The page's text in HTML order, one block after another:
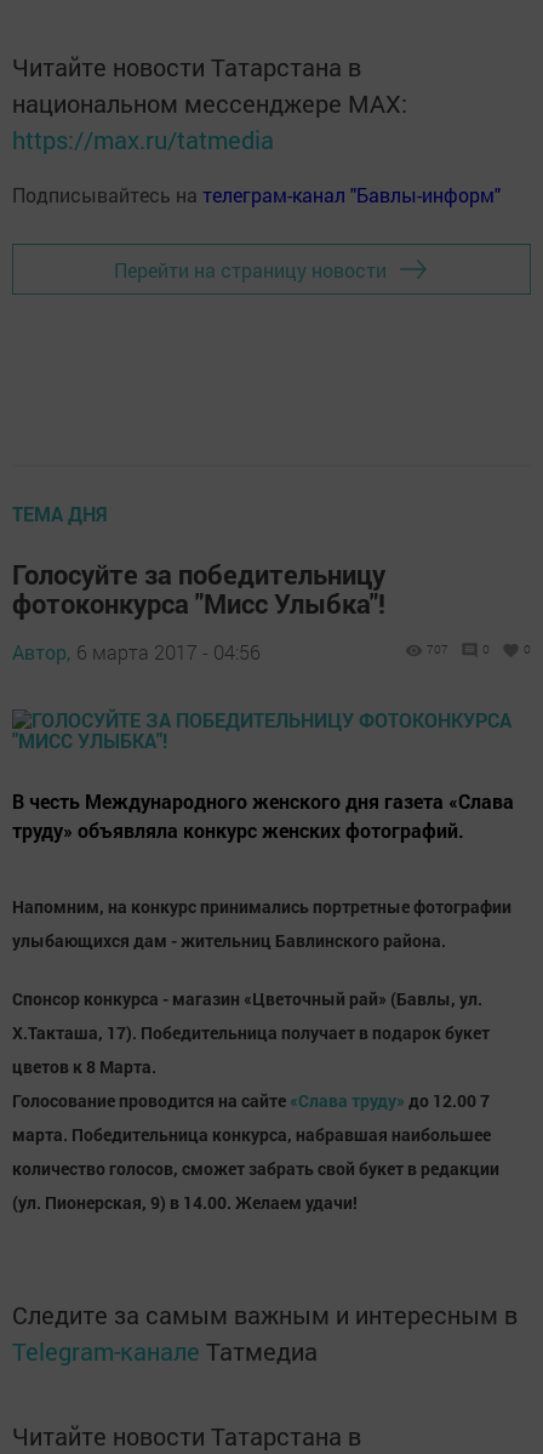
Читайте новости Татарстана в
национальном мессенджере MАХ:
https://max.ru/tatmedia
Подписывайтесь на телеграм-канал "Бавлы-информ"
Перейти на страницу новости
ТЕМА ДНЯ
Голосуйте за победительницу
фотоконкурса "Мисс Улыбка"!
Автор, 6 марта 2017 - 04:56 707 0 0
В честь Международного женского дня газета «Слава
труду» объявляла конкурс женских фотографий.
Напомним, на конкурс принимались портретные фотографии
улыбающихся дам - жительниц Бавлинского района.
Спонсор конкурса - магазин «Цветочный рай» (Бавлы, ул.
Х.Такташа, 17). Победительница получает в подарок букет
цветов к 8 Марта.
Голосование проводится на сайте «Слава труду» до 12.00 7
марта. Победительница конкурса, набравшая наибольшее
количество голосов, сможет забрать свой букет в редакции
(ул. Пионерская, 9) в 14.00. Желаем удачи!
Следите за самым важным и интересным в
Telegram-канале Татмедиа
Читайте новости Татарстана в